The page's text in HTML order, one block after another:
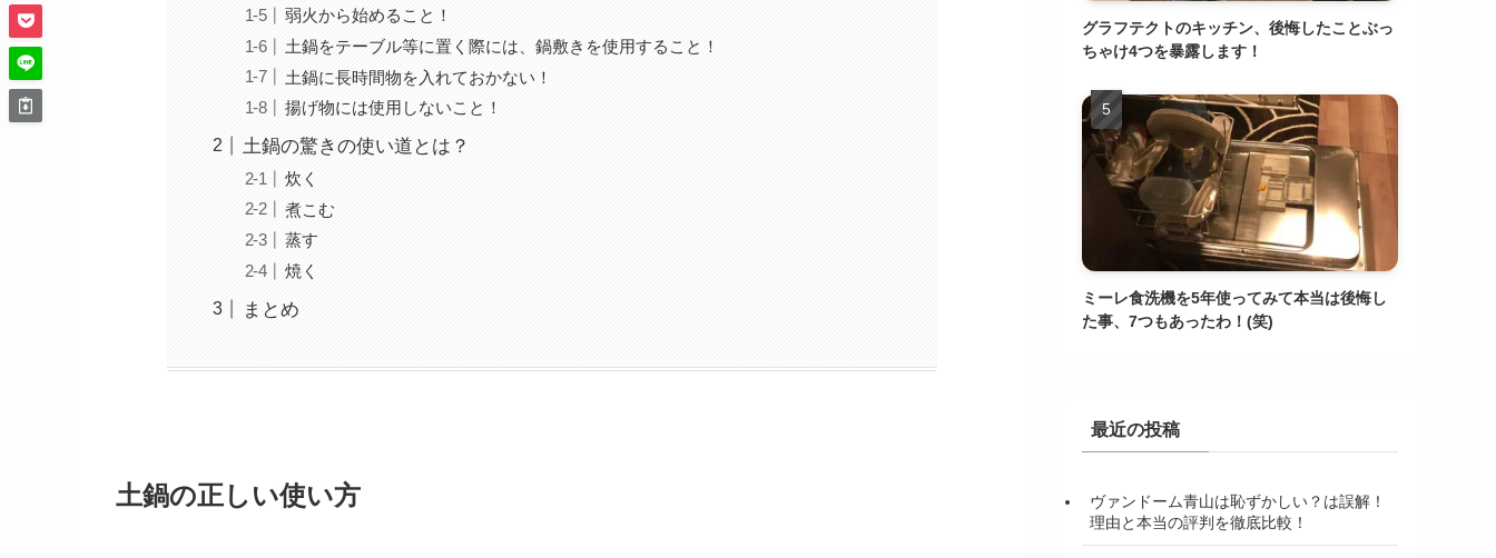
弱火から始めること！
土鍋をテーブル等に置く際には、鍋敷きを使用すること！
土鍋に長時間物を入れておかない！
揚げ物には使用しないこと！
土鍋の驚きの使い道とは？
炊く
煮こむ
蒸す
焼く
まとめ
土鍋の正しい使い方
グラフテクトのキッチン、後悔したことぶっ
ちゃけ4つを暴露します！
ミーレ食洗機を5年使ってみて本当は後悔し
た事、7つもあったわ！(笑)
最近の投稿
ヴァンドーム青山は恥ずかしい？は誤解！
理由と本当の評判を徹底比較！